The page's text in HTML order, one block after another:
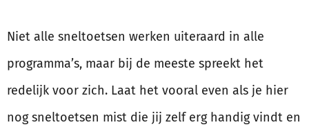
Niet alle sneltoetsen werken uiteraard in alle
programma’s, maar bij de meeste spreekt het
redelijk voor zich. Laat het vooral even als je hier
nog sneltoetsen mist die jij zelf erg handig vindt en